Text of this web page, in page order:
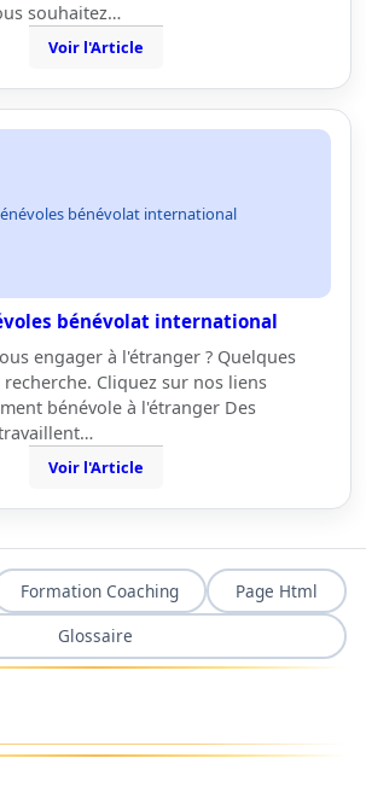
souhaitez…
Voir l'Article
bénévolat international
bénévolat international
engager à l'étranger ? Quelques
Cliquez sur nos liens
bénévole à l'étranger Des
Voir l'Article
Formation Coaching
Page Html
Glossaire